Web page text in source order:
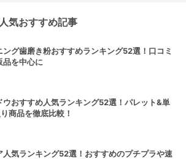
気おすすめ記事
ング歯磨き粉おすすめランキング52選！口コミ
品を中心に
ウおすすめ人気ランキング52選！パレット&単
商品を徹底比較！
人気ランキング52選！おすすめのプチプラや速